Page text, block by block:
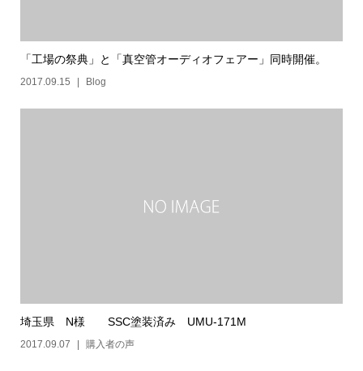
「工場の祭典」と「真空管オーディオフェアー」同時開催。
2017.09.15 Blog
埼玉県 N様 SSC塗装済み UMU-171M
2017.09.07 購入者の声